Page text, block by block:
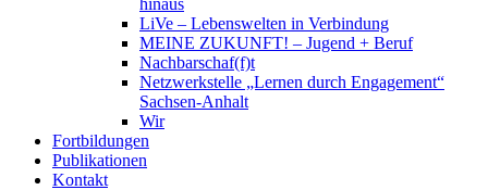
hinaus
LiVe – Lebenswelten in Verbindung
MEINE ZUKUNFT! – Jugend + Beruf
Nachbarschaf(f)t
Netzwerkstelle „Lernen durch Engagement“
Sachsen-Anhalt
Wir
Fortbildungen
Publikationen
Kontakt